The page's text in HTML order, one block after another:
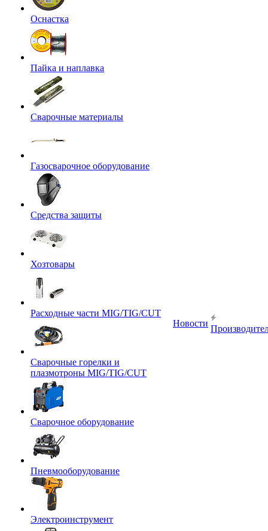
Оснастка
Пайка и наплавка
Сварочные материалы
Газосварочное оборудование
Средства защиты
Хозтовары
Расходные части MIG/TIG/CUT
Сварочные горелки и
плазмотроны MIG/TIG/CUT
Сварочное оборудование
Пневмооборудование
Электроинструмент
Новости